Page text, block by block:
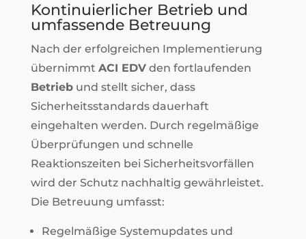
Kontinuierlicher Betrieb und
umfassende Betreuung
Nach der erfolgreichen Implementierung
übernimmt ACI EDVden fortlaufenden
Betriebund stellt sicher, dass
Sicherheitsstandards dauerhaft
eingehalten werden. Durch regelmäßige
Überprüfungen und schnelle
Reaktionszeiten bei Sicherheitsvorfällen
wird der Schutz nachhaltig gewährleistet.
Die Betreuung umfasst:
Regelmäßige Systemupdates und